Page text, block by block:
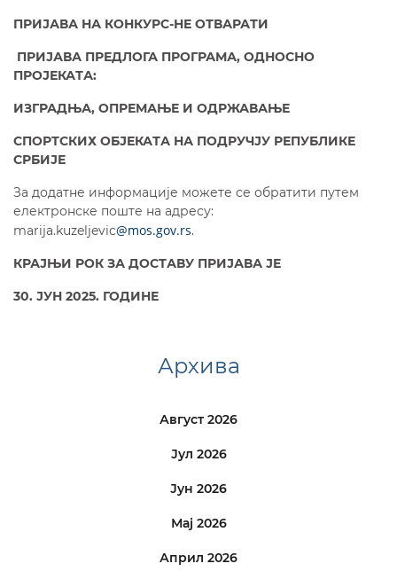
ПРИЈАВА НА КОНКУРС-НЕ ОТВАРАТИ
ПРИЈАВА ПРЕДЛОГА ПРОГРАМА, ОДНОСНО
ПРОЈЕКАТА:
ИЗГРАДЊА, ОПРЕМАЊЕ И ОДРЖАВАЊЕ
СПОРТСКИХ ОБЈЕКАТА НА ПОДРУЧЈУ РЕПУБЛИКЕ
СРБИЈЕ
За додатне информације можете се обратити путем
електронске поште на адресу:
marija.kuzeljevic@mos.gov.rs.
КРАЈЊИ РОК ЗА ДОСТАВУ ПРИЈАВА ЈЕ
30. ЈУН 2025. ГОДИНЕ
Архива
Август 2026
Јул 2026
Јун 2026
Мај 2026
Април 2026